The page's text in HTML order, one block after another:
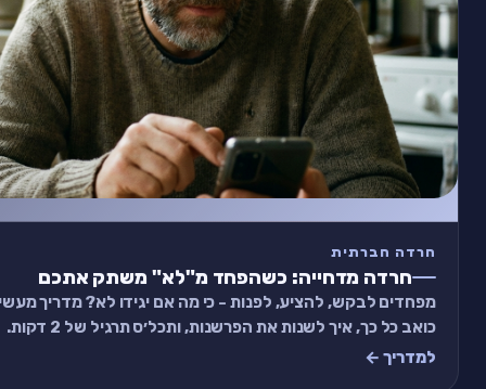
חרדה חברתית
חרדה מדחייה: כשהפחד מ"לא" משתק אתכם
מפחדים לבקש, להציע, לפנות - כי מה אם יגידו לא? מדריך
כואב כל כך, איך לשנות את הפרשנות, ותכל׳ס תרגיל של 2 דקות.
למדריך ←